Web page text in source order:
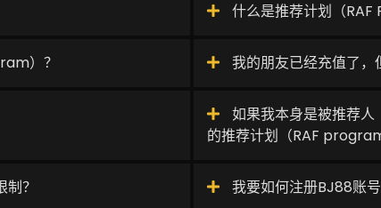
什么是推荐计划（RAF
）？ 我的朋友已经充值了，
如果我本身是被推荐
的推荐计划（RAF
？ 我要如何注册BJ88账号